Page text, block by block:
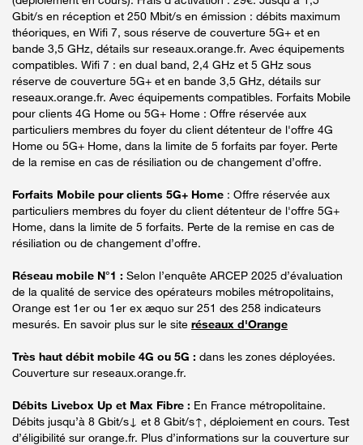
Gbit/s en réception et 250 Mbit/s en émission : débits maximum
théoriques, en Wifi 7, sous réserve de couverture 5G+ et en
bande 3,5 GHz, détails sur reseaux.orange.fr. Avec équipements
compatibles. Wifi 7 : en dual band, 2,4 GHz et 5 GHz sous
réserve de couverture 5G+ et en bande 3,5 GHz, détails sur
reseaux.orange.fr. Avec équipements compatibles. Forfaits Mobile
pour clients 4G Home ou 5G+ Home : Offre réservée aux
particuliers membres du foyer du client détenteur de l'offre 4G
Home ou 5G+ Home, dans la limite de 5 forfaits par foyer. Perte
de la remise en cas de résiliation ou de changement d’offre.
Forfaits Mobile pour clients 5G+ Home : Offre réservée aux
particuliers membres du foyer du client détenteur de l'offre 5G+
Home, dans la limite de 5 forfaits. Perte de la remise en cas de
résiliation ou de changement d’offre.
Réseau mobile N°1 : Selon l’enquête ARCEP 2025 d’évaluation
de la qualité de service des opérateurs mobiles métropolitains,
Orange est 1er ou 1er ex æquo sur 251 des 258 indicateurs
mesurés. En savoir plus sur le site réseaux d'Orange
Très haut débit mobile 4G ou 5G : dans les zones déployées.
Couverture sur reseaux.orange.fr.
Débits Livebox Up et Max Fibre : En France métropolitaine.
Débits jusqu’à 8 Gbit/s↓ et 8 Gbit/s↑, déploiement en cours. Test
d’éligibilité sur orange.fr. Plus d’informations sur la couverture sur